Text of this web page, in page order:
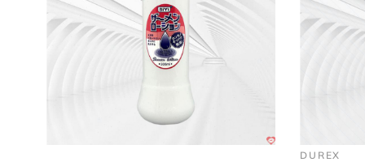
Chỉ nên sử dụng gel ở mục đích đúng
với
mục đíchđể tránh gây hại tới sức khỏe
Để xa tầm tay trẻ em
Khi bạn sử dụng xong
thì hãy rửa sạch
có thể mua gel này tại Website với chất
DUREX